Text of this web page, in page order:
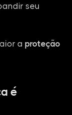
seu
a proteção
é